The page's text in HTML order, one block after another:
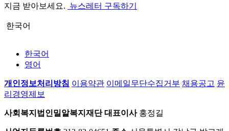
지금 받아보세요. 뉴스레터 구독하기
한국어
한국어
영어
개인정보처리방침 이용약관 이메일무단수집거부 채용공고 윤
리경영제보
사회복지법인밀알복지재단 대표이사홍정길